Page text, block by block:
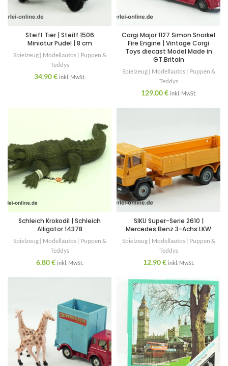
Steiff Tier | Steiff 1506
Miniatur Pudel | 8 cm
Spielzeug | Modellautos | Puppen &
Teddys
34,90€ inkl. MwSt.
Corgi Major 1127 Simon Snorkel
Fire Engine | Vintage Corgi
Toys diecast Model Made in
GT.Britain
Spielzeug | Modellautos | Puppen &
Teddys
129,00€ inkl. MwSt.
Schleich Krokodil | Schleich
Alligator 14378
Spielzeug | Modellautos | Puppen &
Teddys
6,80€ inkl. MwSt.
SIKU Super-Serie 2610 |
Mercedes Benz 3-Achs LKW
Spielzeug | Modellautos | Puppen &
Teddys
12,90€ inkl. MwSt.